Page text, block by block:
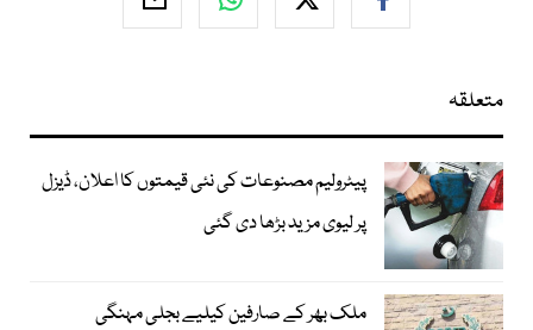
متعلقہ
پیٹرولیم مصنوعات کی نئی قیمتوں کا اعلان، ڈیزل
پر لیوی مزید بڑھا دی گئی
ملک بھر کے صارفین کیلیے بجلی مہنگی